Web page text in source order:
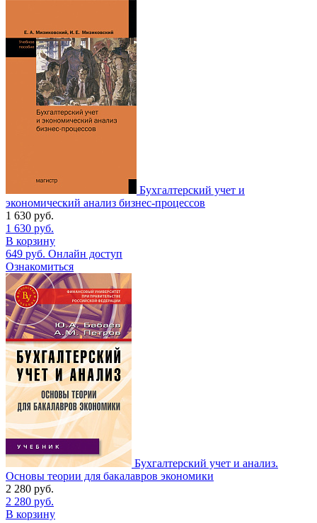
Бухгалтерский учет и
экономический анализ бизнес-процессов
1 630 руб.
1 630 руб.
В корзину
649 руб. Онлайн доступ
Ознакомиться
Бухгалтерский учет и анализ.
Основы теории для бакалавров экономики
2 280 руб.
2 280 руб.
В корзину